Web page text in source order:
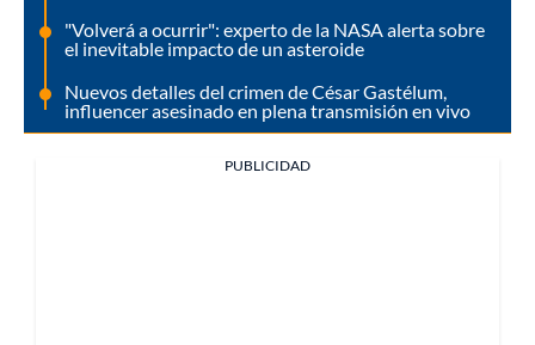
"Volverá a ocurrir": experto de la NASA alerta sobre
el inevitable impacto de un asteroide
Nuevos detalles del crimen de César Gastélum,
influencer asesinado en plena transmisión en vivo
PUBLICIDAD